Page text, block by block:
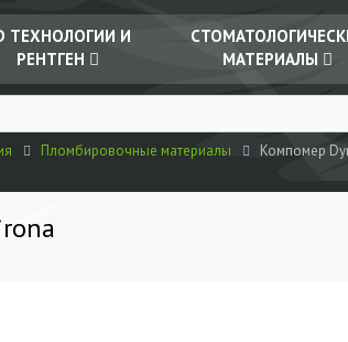
ТЕХНОЛОГИИ И
РЕНТГЕН
МАТЕРИАЛЫ
Пломбировочные материалы Компомер